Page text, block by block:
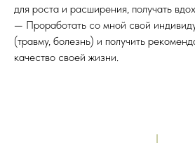
для роста и расширения, получать
— Проработать со мной свой
(травму, болезнь) и получить
качество своей жизни.